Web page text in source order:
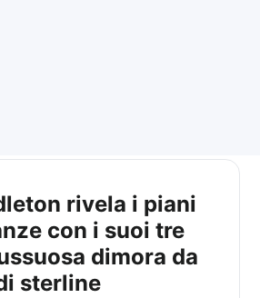
rivela i piani
con i suoi tre
dimora da
sterline